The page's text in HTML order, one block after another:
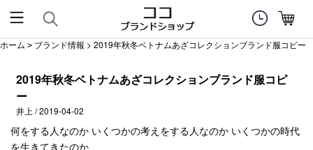
ホーム > ブランド情報 > 2019年秋冬ベトナムあざコレクションブランド服コピー
2019年秋冬ベトナムあざコレクションブランド服コピ
ー
井上 / 2019-04-02
何をする人なのか いくつかの考えをする人なのか いくつかの時代
を生きてきたのか